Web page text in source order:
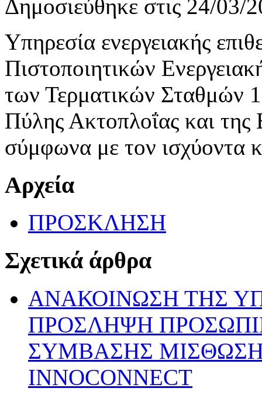
Δημοσιεύθηκε στις 24/03/
Υπηρεσία ενεργειακής
Πιστοποιητικών
των Τερματικών Σταθμών
Πύλης Ακτοπλοΐας και
σύμφωνα με τον ισχύοντα
Αρχεία
ΠΡΟΣΚΛΗΣΗ
Σχετικά άρθρα
ΑΝΑΚΟΙΝΩΣΗ ΤΗΣ
ΠΡΟΣΛΗΨΗ
ΣΥΜΒΑΣΗΣ
INNOCONNECT